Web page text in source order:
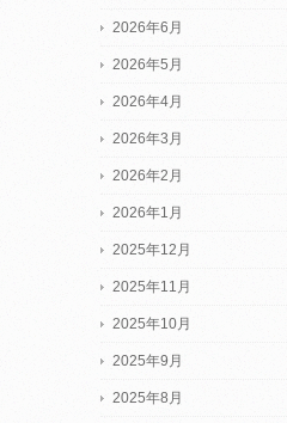
2026年6月
2026年5月
2026年4月
2026年3月
2026年2月
2026年1月
2025年12月
2025年11月
2025年10月
2025年9月
2025年8月